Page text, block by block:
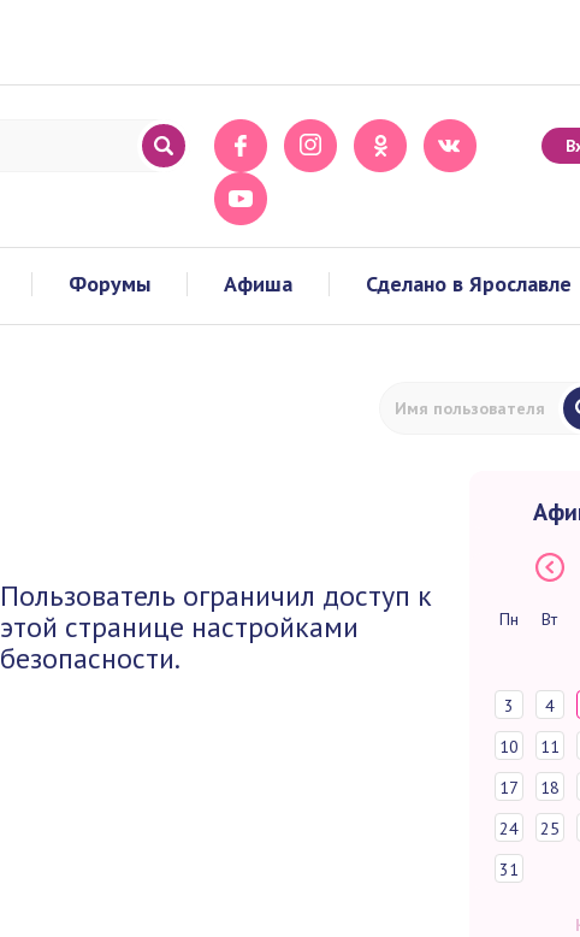
Форумы Афиша Сделано в Ярославле
Пользователь ограничил доступ к
этой странице настройками
безопасности.
Пн Вт
3
4
10
11
17
18
24
25
31